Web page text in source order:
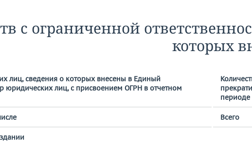
с ограниченной
которых
лиц, сведения о которых внесены в Единый
юридических лиц, с присвоением ОГРН в отчетном
периоде
Всего